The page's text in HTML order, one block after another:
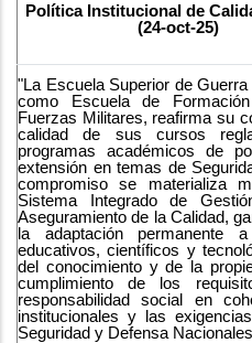
Política Institucional de
(24-oct-25)
"La Escuela Superior de
como Escuela de
Fuerzas Militares, reafirma su
calidad de sus cursos
programas académicos de
extensión en temas de
compromiso se materializa
Sistema Integrado de
Aseguramiento de la Calidad,
la adaptación permanente
educativos, científicos y
del conocimiento y de la
cumplimiento de los
responsabilidad social en
institucionales y las
Seguridad y Defensa